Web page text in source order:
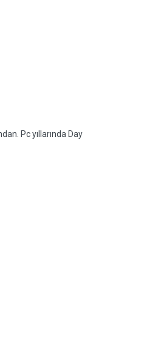
Pc yıllarında Day